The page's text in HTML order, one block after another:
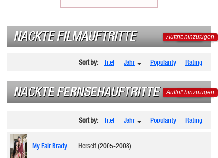
NACKTE FILMAUFTRITTE Auftritt hinzufügen
Sort by: Titel Jahr Popularity Rating
NACKTE FERNSEHAUFTRITTE Auftritt hinzufügen
Sort by: Titel Jahr Popularity Rating
My Fair Brady Herself(2005-2008)